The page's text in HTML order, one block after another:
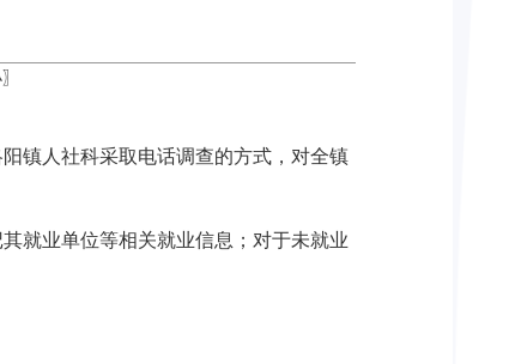
〗
镇人社科采取电话调查的方式，对全镇
就业单位等相关就业信息；对于未就业